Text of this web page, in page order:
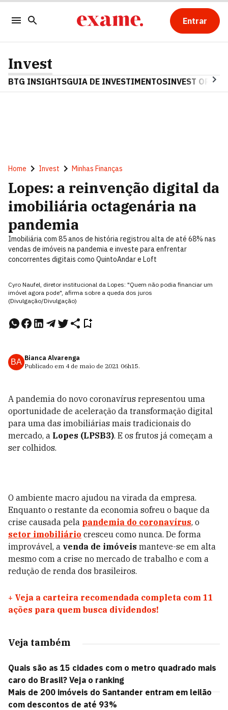
Entrar
Invest
BTG INSIGHTSGUIA DE INVESTIMENTOSINVEST OPINA
Home Invest Minhas Finanças
Lopes: a reinvenção digital da
imobiliária octagenária na
pandemia
Imobiliária com 85 anos de história registrou alta de até 68% nas
vendas de imóveis na pandemia e investe para enfrentar
concorrentes digitais como QuintoAndar e Loft
Cyro Naufel, diretor institucional da Lopes: "Quem não podia financiar um
imóvel agora pode", afirma sobre a queda dos juros
(Divulgação/Divulgação)
BA Bianca Alvarenga
Publicado em 4 de maio de 2021 06h15.
A pandemia do novo coronavírus representou uma
oportunidade de aceleração da transformação digital
para uma das imobiliárias mais tradicionais do
mercado, a Lopes (LPSB3). E os frutos já começam a
ser colhidos.
O ambiente macro ajudou na virada da empresa.
Enquanto o restante da economia sofreu o baque da
crise causada pela pandemia do coronavírus, o
setor imobiliário cresceu como nunca. De forma
improvável, a venda de imóveis manteve-se em alta
mesmo com a crise no mercado de trabalho e com a
redução de renda dos brasileiros.
+ Veja a carteira recomendada completa com 11
ações para quem busca dividendos!
Veja também
Quais são as 15 cidades com o metro quadrado mais
caro do Brasil? Veja o ranking
Mais de 200 imóveis do Santander entram em leilão
com descontos de até 93%